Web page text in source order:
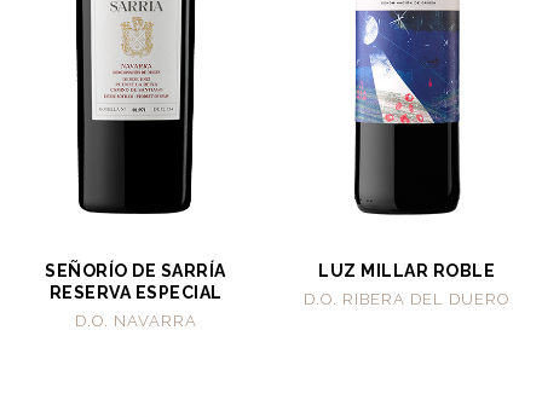
SEÑORÍO DE SARRÍA
RESERVA ESPECIAL
D.O. NAVARRA
LUZ MILLAR ROBLE
D.O. RIBERA DEL DUERO